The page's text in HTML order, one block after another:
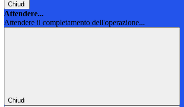
Chiudi
Attendere...
Attendere il completamento dell'operazione...
Chiudi